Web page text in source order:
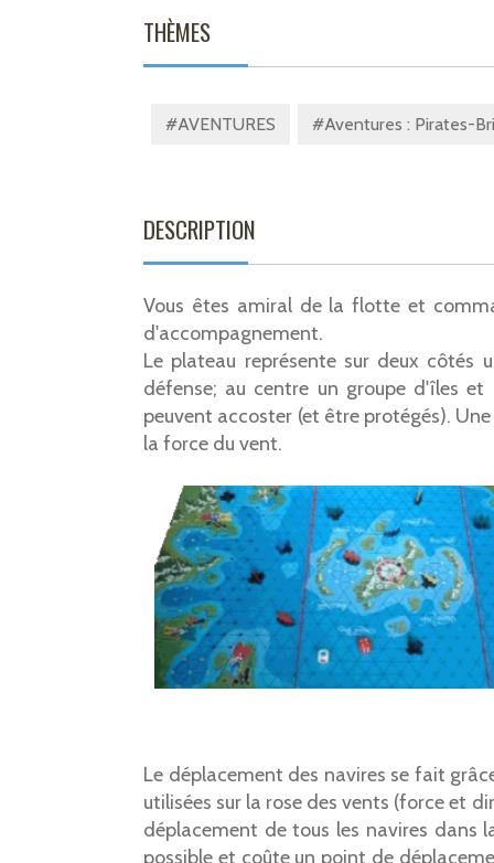
THÈMES
#AVENTURES #Aventures : Pirates-
DESCRIPTION
Vous êtes amiral de la flotte et
d'accompagnement.
Le plateau représente sur deux côtés
défense; au centre un groupe d'îles
peuvent accoster (et être protégés).
la force du vent.
Le déplacement des navires se fait
utilisées sur la rose des vents (force et
déplacement de tous les navires dans
possible et coûte un point de